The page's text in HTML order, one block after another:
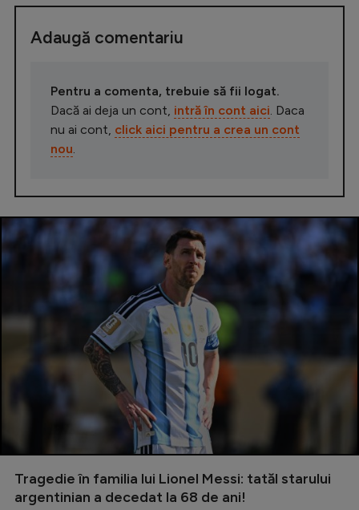
Adaugă comentariu
Pentru a comenta, trebuie să fii logat.
Dacă ai deja un cont, intră în cont aici . Daca
nu ai cont, click aici pentru a crea un cont
nou
Tragedie în familia lui Lionel Messi: tatăl starului
argentinian a decedat la 68 de ani!